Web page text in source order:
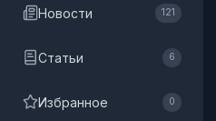
Новости 121
Статьи 6
Избранное 0